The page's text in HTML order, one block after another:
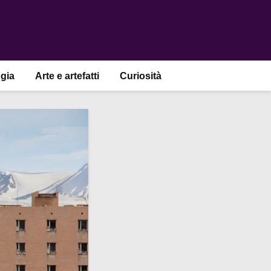
Arte e artefatti Curiosità